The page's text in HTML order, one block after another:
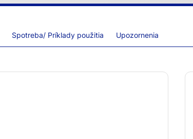
Spotreba/ Príklady použitia Upozornenia